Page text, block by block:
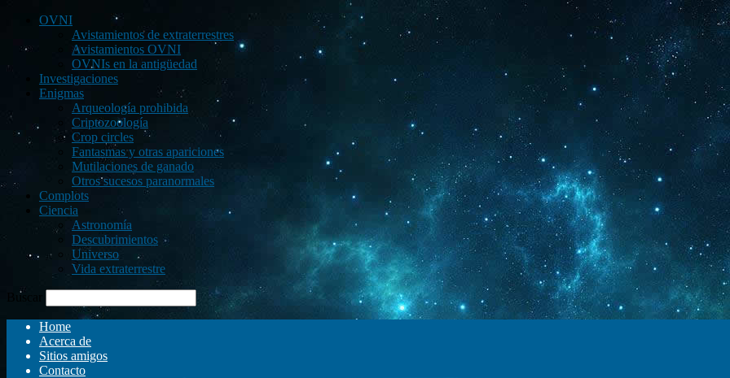
OVNI
Avistamientos de extraterrestres
Avistamientos OVNI
OVNIs en la antigüedad
Investigaciones
Enigmas
Arqueología prohibida
Criptozoología
Crop circles
Fantasmas y otras apariciones
Mutilaciones de ganado
Otros sucesos paranormales
Complots
Ciencia
Astronomía
Descubrimientos
Universo
Vida extraterrestre
Buscar
Home
Acerca de
Sitios amigos
Contacto